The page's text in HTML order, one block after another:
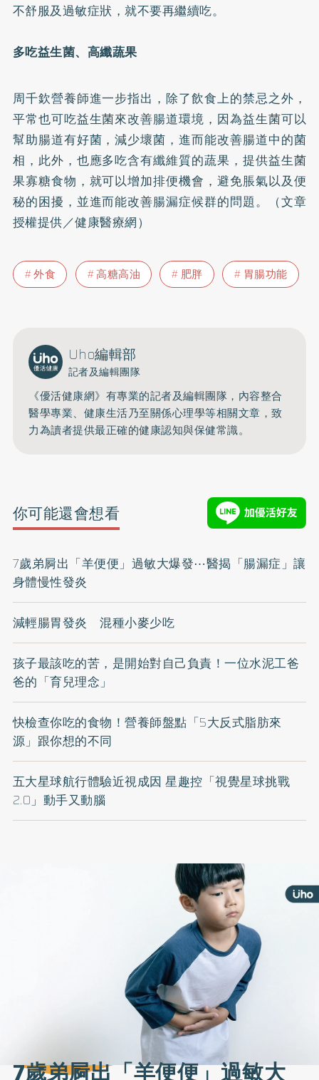
不舒服及過敏症狀，就不要再繼續吃。
多吃益生菌、高纖蔬果
周千欽營養師進一步指出，除了飲食上的禁忌之外，
平常也可吃益生菌來改善腸道環境，因為益生菌可以
幫助腸道有好菌，減少壞菌，進而能改善腸道中的菌
相，此外，也應多吃含有纖維質的蔬果，提供益生菌
果寡糖食物，就可以增加排便機會，避免脹氣以及便
秘的困擾，並進而能改善腸漏症候群的問題。（文章
授權提供／健康醫療網）
外食 高糖高油 肥胖 胃腸功能
Uho編輯部
記者及編輯團隊
《優活健康網》有專業的記者及編輯團隊，內容整合
醫學專業、健康生活乃至關係心理學等相關文章，致
力為讀者提供最正確的健康認知與保健常識。
你可能還會想看
7歲弟屙出「羊便便」過敏大爆發⋯醫揭「腸漏症」讓
身體慢性發炎
減輕腸胃發炎 混種小麥少吃
孩子最該吃的苦，是開始對自己負責！一位水泥工爸
爸的「育兒理念」
快檢查你吃的食物！營養師盤點「5大反式脂肪來
源」跟你想的不同
五大星球航行體驗近視成因 星趣控「視覺星球挑戰
2.0」動手又動腦
7歲弟屙出「羊便便」過敏大